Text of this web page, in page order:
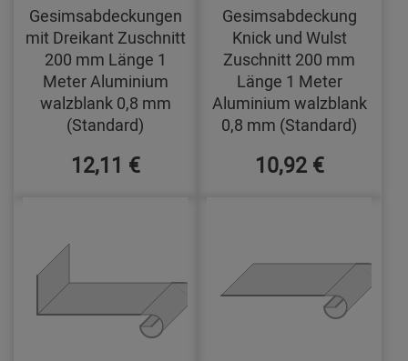
Gesimsabdeckungen
mit Dreikant Zuschnitt
200 mm Länge 1
Meter Aluminium
walzblank 0,8 mm
(Standard)
12,11 €
Gesimsabdeckung
Knick und Wulst
Zuschnitt 200 mm
Länge 1 Meter
Aluminium walzblank
0,8 mm (Standard)
10,92 €